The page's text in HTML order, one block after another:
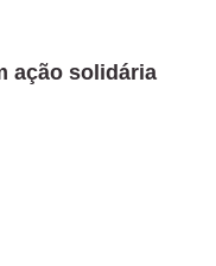
ação solidária